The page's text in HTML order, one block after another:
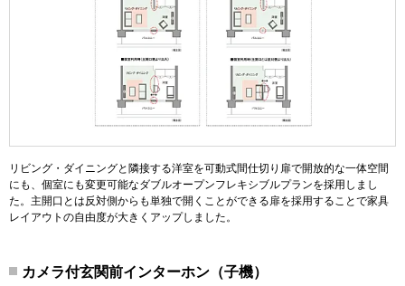
リビング・ダイニングと隣接する洋室を可動式間仕切り扉で開放的な一体空間
にも、個室にも変更可能なダブルオープンフレキシブルプランを採用しまし
た。主開口とは反対側からも単独で開くことができる扉を採用することで家具
レイアウトの自由度が大きくアップしました。
カメラ付玄関前インターホン（子機）